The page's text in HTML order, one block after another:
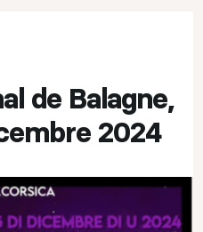
de Balagne,
2024